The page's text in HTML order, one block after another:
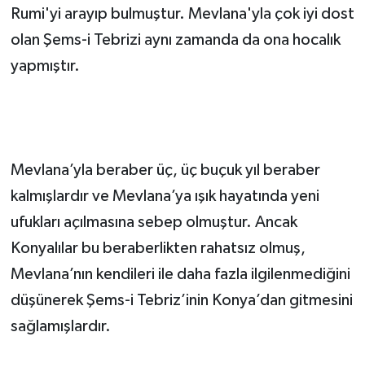
Rumi'yi arayıp bulmuştur. Mevlana'yla çok iyi dost
olan Şems-i Tebrizi aynı zamanda da ona hocalık
yapmıştır.
Mevlana’yla beraber üç, üç buçuk yıl beraber
kalmışlardır ve Mevlana’ya ışık hayatında yeni
ufukları açılmasına sebep olmuştur. Ancak
Konyalılar bu beraberlikten rahatsız olmuş,
Mevlana’nın kendileri ile daha fazla ilgilenmediğini
düşünerek Şems-i Tebriz’inin Konya’dan gitmesini
sağlamışlardır.